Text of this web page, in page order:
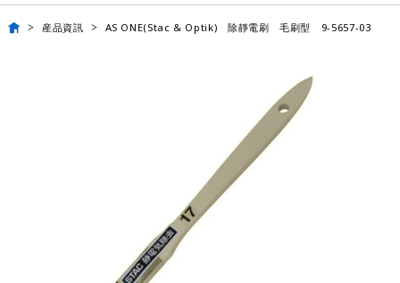
産品資訊 AS ONE(Stac & Optik) 除靜電刷 毛刷型 9-5657-03